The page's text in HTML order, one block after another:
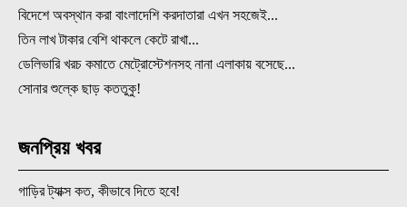
বিদেশে অবস্থান করা বাংলাদেশি করদাতারা এখন সহজেই...
তিন লাখ টাকার বেশি থাকলে কেটে রাখা...
ডেলিভারি খরচ কমাতে মেট্রোস্টেশনসহ নানা এলাকায় বসেছে...
সোনার শুল্কে ছাড় কততুকু!
জনপ্রিয় খবর
গাড়ির ট্যাক্স কত, কীভাবে দিতে হবে!